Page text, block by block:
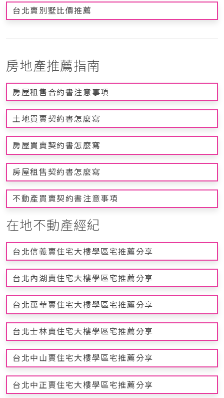
台北賣別墅比價推薦
房地產推薦指南
房屋租售合約書注意事項
土地買賣契約書怎麼寫
房屋買賣契約書怎麼寫
房屋租售契約書怎麼寫
不動產買賣契約書注意事項
在地不動產經紀
台北信義賣住宅大樓學區宅推薦分享
台北內湖賣住宅大樓學區宅推薦分享
台北萬華賣住宅大樓學區宅推薦分享
台北士林賣住宅大樓學區宅推薦分享
台北中山賣住宅大樓學區宅推薦分享
台北中正賣住宅大樓學區宅推薦分享